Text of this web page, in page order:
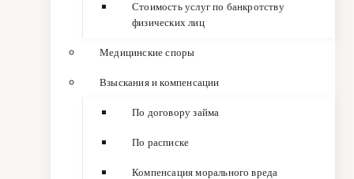
Стоимость услуг по банкротству
физических лиц
Медицинские споры
Взыскания и компенсации
По договору займа
По расписке
Компенсация морального вреда